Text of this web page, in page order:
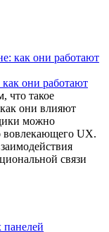
они работают
что такое
они влияют
можно
вовлекающего UX.
связи